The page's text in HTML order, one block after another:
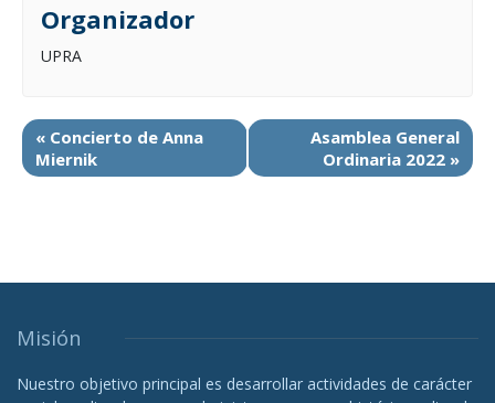
Organizador
UPRA
« Concierto de Anna
Miernik
Asamblea General
Ordinaria 2022 »
Misión
Nuestro objetivo principal es desarrollar actividades de carácter